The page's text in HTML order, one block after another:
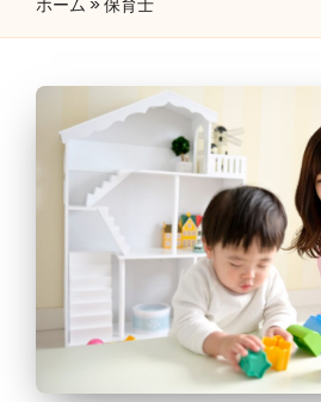
ホーム » 保育士